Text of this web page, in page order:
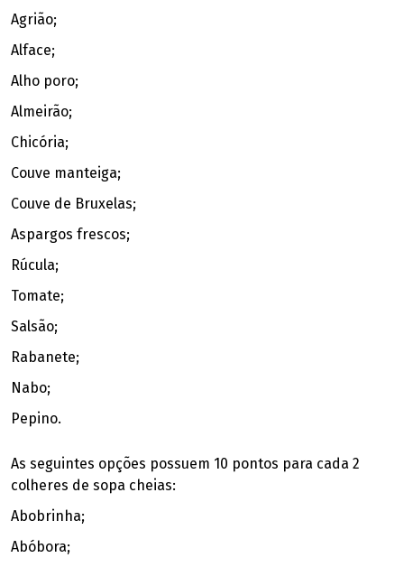
Agrião;
Alface;
Alho poro;
Almeirão;
Chicória;
Couve manteiga;
Couve de Bruxelas;
Aspargos frescos;
Rúcula;
Tomate;
Salsão;
Rabanete;
Nabo;
Pepino.
As seguintes opções possuem 10 pontos para cada 2
colheres de sopa cheias:
Abobrinha;
Abóbora;